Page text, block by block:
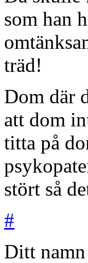
som han
träd!
Dom där
att dom
titta på
stört så
#
Ditt namn